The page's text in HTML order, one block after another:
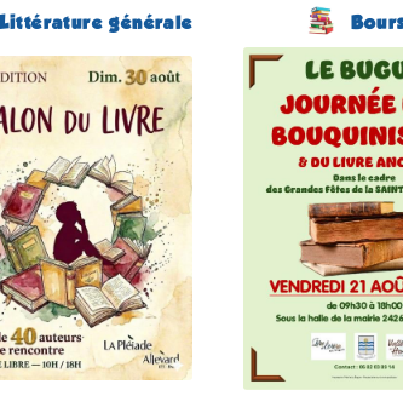
Littérature générale
Salon du Livre
(17 éme édition)
ALLEVARD
(Isère - France)
le 30 août 2026
Plus d'informations
Journée
(2 éme
LE
(Dordogne -
le 21 août
Plus